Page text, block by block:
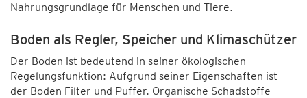
Nahrungsgrundlage für Menschen und Tiere.
Boden als Regler, Speicher und Klimaschützer
Der Boden ist bedeutend in seiner ökologischen
Regelungsfunktion: Aufgrund seiner Eigenschaften ist
der Boden Filter und Puffer. Organische Schadstoffe